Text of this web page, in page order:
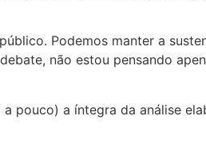
Podemos manter a
não estou pensando
pouco) a íntegra da análise